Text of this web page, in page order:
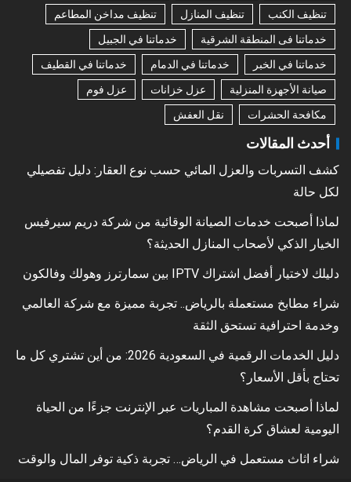
تنظيف الكنب
تنظيف المنازل
تنظيف مداخن المطاعم
خدماتنا فى المنطقة الشرقية
خدماتنا في الجبيل
خدماتنا في الخبر
خدماتنا في الدمام
خدماتنا في القطيف
صيانة الأجهزة المنزلية
عزل خزانات
عزل فوم
مكافحة الحشرات
نقل العفش
أحدث المقالات
كشف التسربات والعزل المائي حسب نوع العقار: دليل تفصيلي
لكل حالة
لماذا أصبحت خدمات الصيانة الوقائية من شركة دريم سيرفيس
الخيار الذكي لأصحاب المنازل الحديثة؟
دليلك لاختيار أفضل اشتراك IPTV بين سمارترز وهولك وفالكون
شراء مطابخ مستعملة بالرياض.. تجربة مميزة مع شركة العالمي
وخدمة احترافية تستحق الثقة
دليل الخدمات الرقمية في السعودية 2026: من أين تشتري كل ما
تحتاج بأقل الأسعار؟
لماذا أصبحت مشاهدة المباريات عبر الإنترنت جزءًا من الحياة
اليومية لعشاق كرة القدم؟
شراء اثاث مستعمل في الرياض… تجربة ذكية توفر المال والوقت